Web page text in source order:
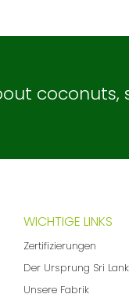
coconuts,
WICHTIGE LINKS
Zertifizierungen
Der Ursprung Sri
Unsere Fabrik